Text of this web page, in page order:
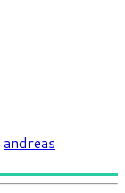
andreas